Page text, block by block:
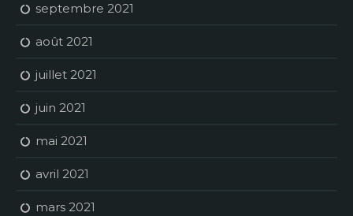
septembre 2021
août 2021
juillet 2021
juin 2021
mai 2021
avril 2021
mars 2021